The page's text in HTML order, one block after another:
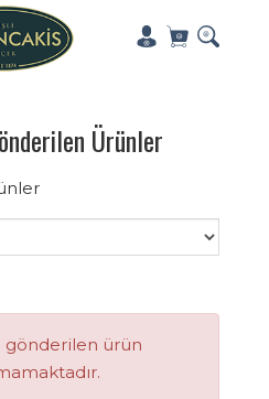
Ürünler
gönderilen ürün